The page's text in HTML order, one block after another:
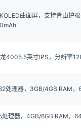
曲面屏，支持青山
4005.5英寸IPS，分辨率
处理器，3GB/4GB RAM
理器，4GB/6GB RAM